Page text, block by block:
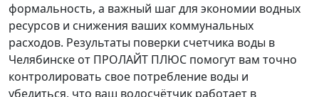
формальность, а важный шаг для экономии водных
ресурсов и снижения ваших коммунальных
расходов. Результаты поверки счетчика воды в
Челябинске от ПРОЛАЙТ ПЛЮС помогут вам точно
контролировать свое потребление воды и
убедиться, что ваш водосчётчик работает в